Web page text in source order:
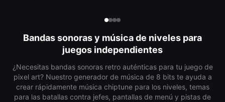
Bandas sonoras y música de niveles para
juegos independientes
¿Necesitas bandas sonoras retro auténticas para tu juego de
pixel art? Nuestro generador de música de 8 bits te ayuda a
crear rápidamente música chiptune para los niveles, temas
para las batallas contra jefes, pantallas de menú y pistas de